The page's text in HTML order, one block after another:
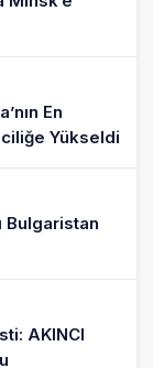
En
Yükseldi
Bulgaristan
AKINCI